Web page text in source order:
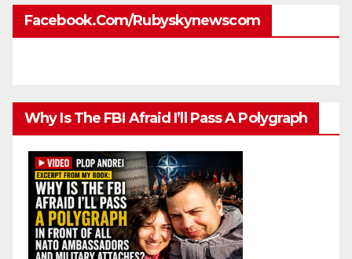
Facebook.com/rubyskynewscom
Why Is The FBI Afraid I’ll Pass A Polygraph